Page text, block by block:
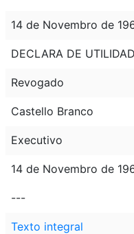
14 de Novembro de
DECLARA DE
Revogado
Castello Branco
Executivo
14 de Novembro de
---
Texto integral